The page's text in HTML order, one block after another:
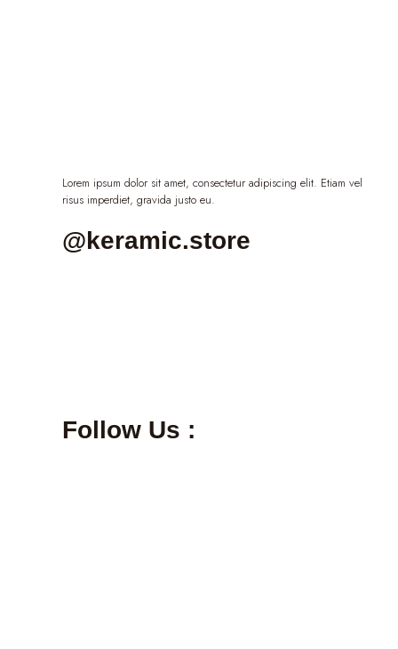
Lorem ipsum dolor sit amet, consectetur adipiscing elit. Etiam vel
risus imperdiet, gravida justo eu.
@keramic.store
Follow Us :